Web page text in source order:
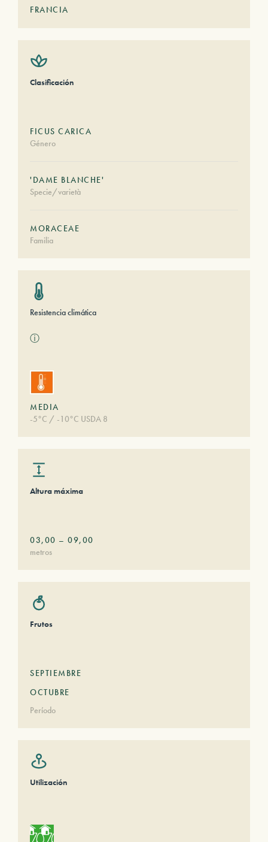
FRANCIA
Clasificación
FICUS CARICA
Género
'DAME BLANCHE'
Specie/varietà
MORACEAE
Familia
Resistencia climática
ⓘ
MEDIA
-5°C / -10°C USDA 8
Altura máxima
03,00 – 09,00
metros
Frutos
SEPTIEMBRE
OCTUBRE
Período
Utilización